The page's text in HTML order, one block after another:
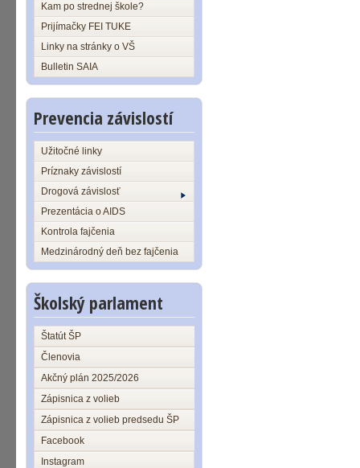
Kam po strednej škole?
Prijímačky FEI TUKE
Linky na stránky o VŠ
Bulletin SAIA
Prevencia závislostí
Užitočné linky
Príznaky závislostí
Drogová závislosť
Prezentácia o AIDS
Kontrola fajčenia
Medzinárodný deň bez fajčenia
Školský parlament
Štatút ŠP
Členovia
Akčný plán 2025/2026
Zápisnica z volieb
Zápisnica z volieb predsedu ŠP
Facebook
Instagram